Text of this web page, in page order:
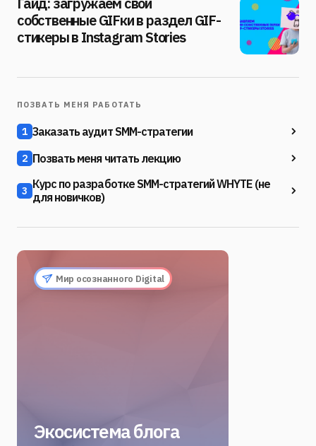
собственные GIFки в раздел GIF-
стикеры в Instagram Stories
ПОЗВАТЬ МЕНЯ РАБОТАТЬ
1 Заказать аудит SMM-стратегии
2 Позвать меня читать лекцию
3 Курс по разработке SMM-стратегий WHYTE (не
для новичков)
Мир осознанного Digital
Экосистема блога